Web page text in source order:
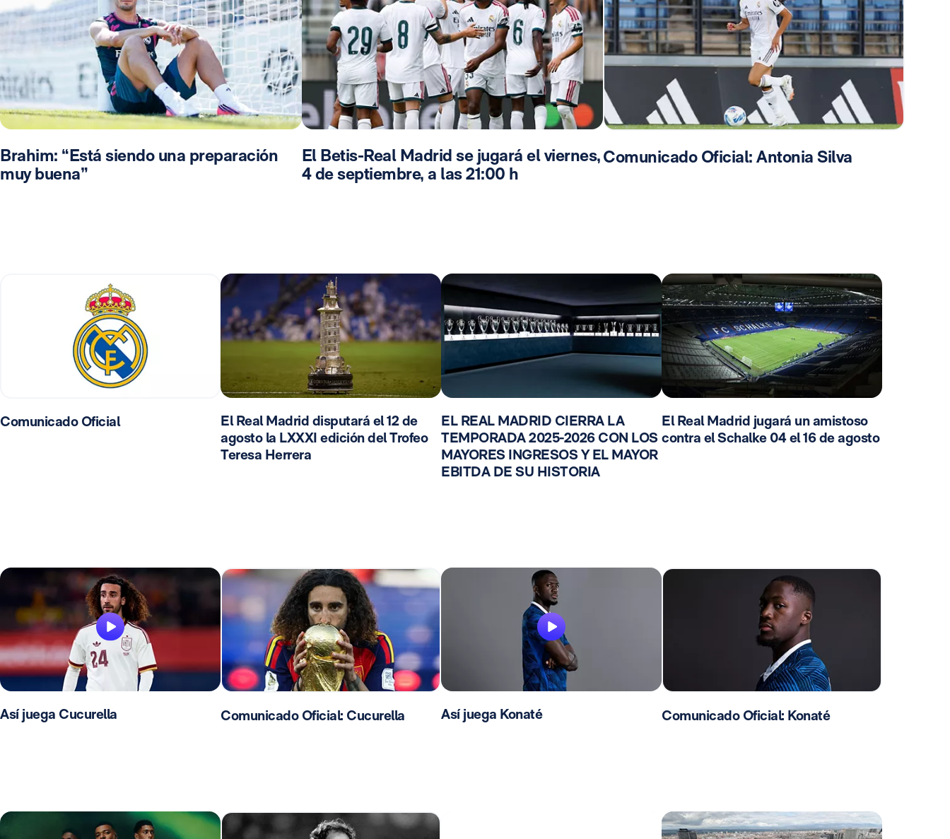
Brahim: “Está siendo una preparación
muy buena”
El Betis-Real Madrid se jugará el viernes,
4 de septiembre, a las 21:00 h
Comunicado Oficial: Antonia Silva
Comunicado Oficial
El Real Madrid disputará el 12 de
agosto la LXXXI edición del Trofeo
Teresa Herrera
EL REAL MADRID CIERRA LA
TEMPORADA 2025-2026 CON LOS
MAYORES INGRESOS Y EL MAYOR
EBITDA DE SU HISTORIA
El Real Madrid jugará un amistoso
contra el Schalke 04 el 16 de agosto
Así juega Cucurella Comunicado Oficial: Cucurella Así juega Konaté Comunicado Oficial: Konaté